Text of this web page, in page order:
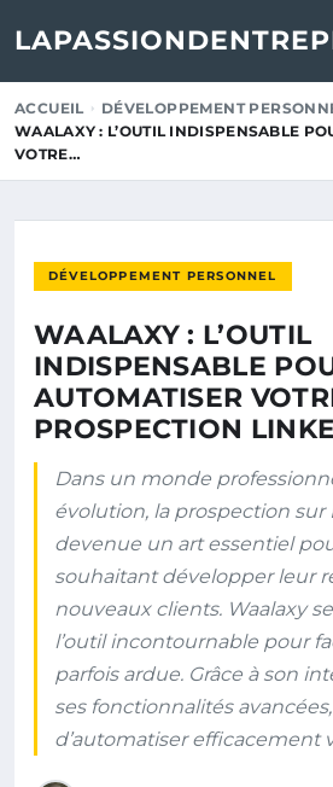
ACCUEIL
DÉVELOPPEMENT
WAALAXY : L’OUTIL INDISPENSABLE
VOTRE…
DÉVELOPPEMENT PERSONNEL
WAALAXY : L’OUTIL
INDISPENSABLE
AUTOMATISER
PROSPECTION
Dans un monde
évolution, la prospection sur
devenue un art essentiel
souhaitant développer leur
nouveaux clients. Waalaxy
l’outil incontournable pour
parfois ardue. Grâce à son
ses fonctionnalités
d’automatiser efficacement